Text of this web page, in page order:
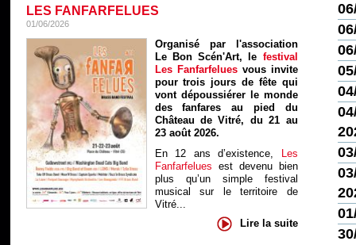
LES FANFARFELUES
01/06/2026
Organisé par l'association
Le Bon Scén'Art, le festival
Les Fanfarfelues vous invite
pour trois jours de fête qui
vont dépoussiérer le monde
des fanfares au pied du
Château de Vitré, du 21 au
23 août 2026.
En 12 ans d’existence, Les
Fanfarfelues est devenu bien
plus qu’un simple festival
musical sur le territoire de
Vitré...
Lire la suite